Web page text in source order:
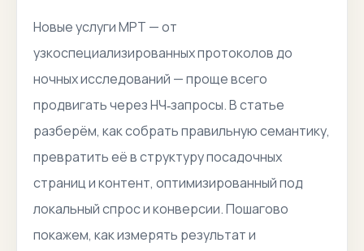
Новые услуги МРТ — от
узкоспециализированных протоколов до
ночных исследований — проще всего
продвигать через НЧ‑запросы. В статье
разберём, как собрать правильную семантику,
превратить её в структуру посадочных
страниц и контент, оптимизированный под
локальный спрос и конверсии. Пошагово
покажем, как измерять результат и